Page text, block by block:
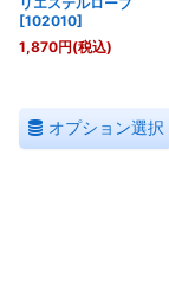
[102010]
1,870円(税込)
オプション選択